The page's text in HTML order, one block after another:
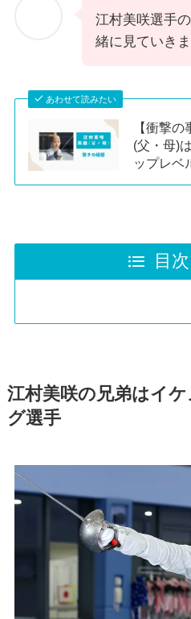
江村美咲選手
緒に見ていきま
あわせて読みたい
【衝撃
(父・母)
ップレベ
目次
江村美咲の兄弟はイ
グ選手